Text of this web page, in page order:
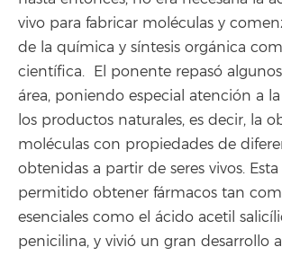
vivo para fabricar moléculas y
de la química y síntesis orgánica
científica. El ponente repasó
área, poniendo especial atención a
los productos naturales, es decir, la
moléculas con propiedades de
obtenidas a partir de seres vivos.
permitido obtener fármacos tan
esenciales como el ácido acetil
penicilina, y vivió un gran desarrollo